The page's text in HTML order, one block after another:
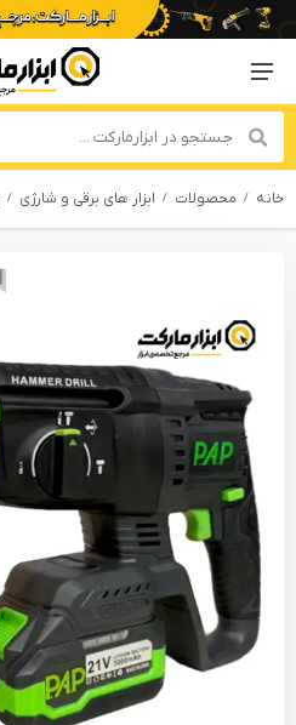
Menu Navigation
خانه محصولات ابزار های برقی و شارژی